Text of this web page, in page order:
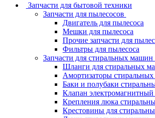
Запчасти для бытовой техники
Запчасти для пылесосов
Двигатель для пылесоса
Мешки для пылесоса
Прочие запчасти для
Фильтры для пылесоса
Запчасти для стиральных машин
Шланги для стиральных
Амортизаторы
Баки и полубаки
Клапан
Крепления люка
Крестовины для